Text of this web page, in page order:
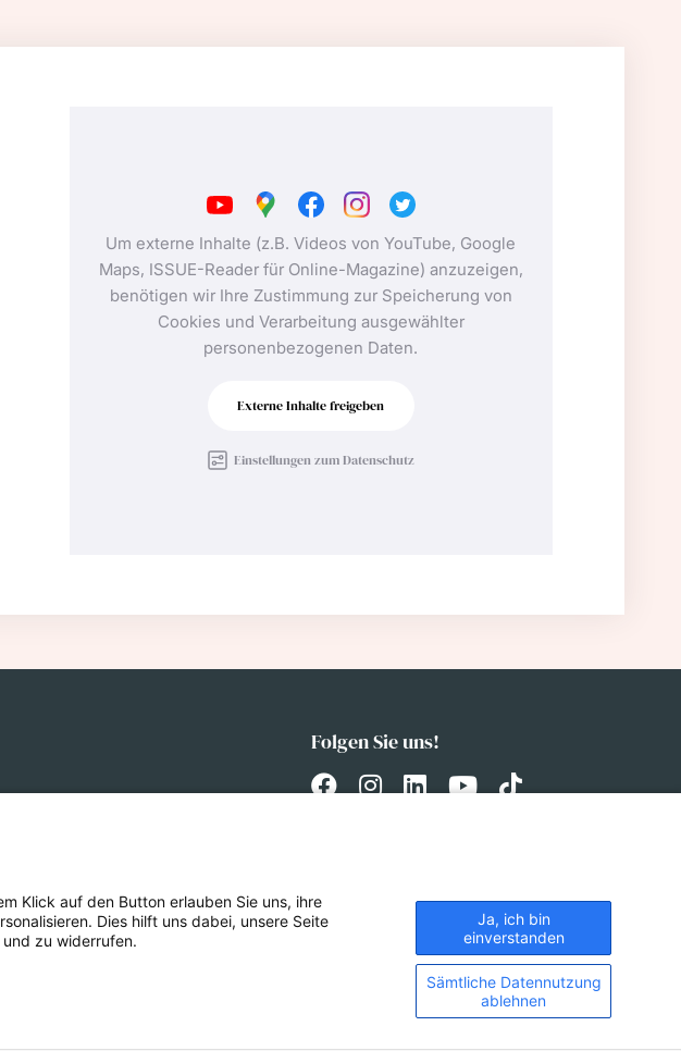
Um externe Inhalte (z.B. Videos von YouTube, Google
Maps, ISSUE-Reader für Online-Magazine) anzuzeigen,
benötigen wir Ihre Zustimmung zur Speicherung von
Cookies und Verarbeitung ausgewählter
personenbezogenen Daten.
Externe Inhalte freigeben
Einstellungen zum Datenschutz
Folgen Sie uns!
Klick auf den Button erlauben Sie uns, ihre
Dies hilft uns dabei, unsere Seite
zu widerrufen.
Ja, ich bin
einverstanden
Sämtliche Datennutzung
ablehnen